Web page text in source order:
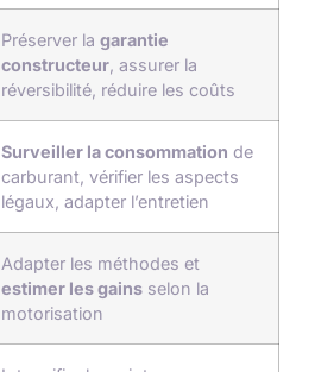
Préserver la garantie
constructeur, assurer la
réversibilité, réduire les coûts
Surveiller la consommation de
carburant, vérifier les aspects
légaux, adapter l’entretien
Adapter les méthodes et
estimer les gains selon la
motorisation